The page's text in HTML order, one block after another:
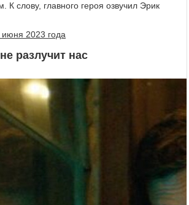
К слову, главного героя озвучил Эрик
2023 года
разлучит нас